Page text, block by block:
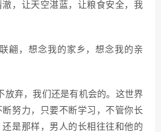
，让天空湛蓝，让粮食安全，我
翩，想念我的家乡，想念我的亲
放弃，我们还是有机会的。这世界
断努力，只要不断学习，不管你长
是那样，男人的长相往往和他的